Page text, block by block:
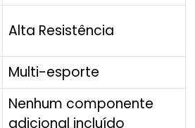
‎Alta Resistência
‎Multi-esporte
‎Nenhum componente
adicional incluído